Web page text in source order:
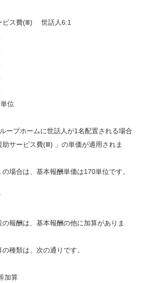
ビス費(Ⅲ) 世話人6:1
位
ープホームに世話人が1名配置される場合
サービス費(Ⅲ) 」の単価が適用されま
場合は、基本報酬単価は170単位です。
報酬は、基本報酬の他に加算がありま
種類は、次の通りです。
加算